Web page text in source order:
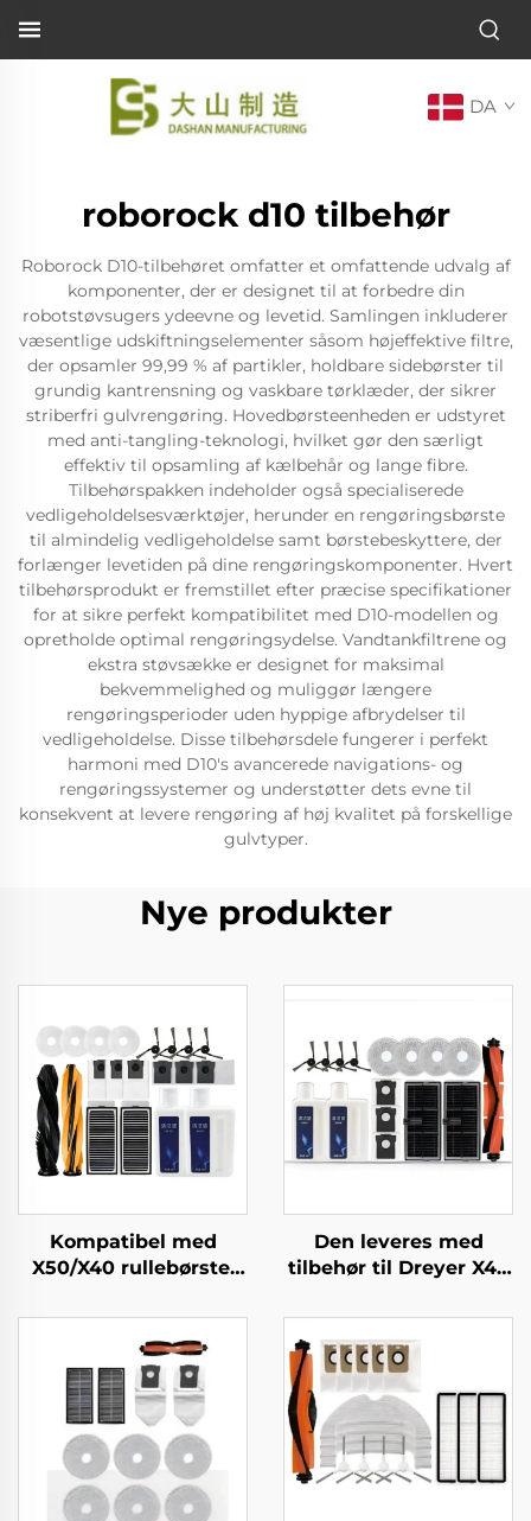
DA
roborock d10 tilbehør
Roborock D10-tilbehøret omfatter et omfattende udvalg af
komponenter, der er designet til at forbedre din
robotstøvsugers ydeevne og levetid. Samlingen inkluderer
væsentlige udskiftningselementer såsom højeffektive filtre,
der opsamler 99,99 % af partikler, holdbare sidebørster til
grundig kantrensning og vaskbare tørklæder, der sikrer
striberfri gulvrengøring. Hovedbørsteenheden er udstyret
med anti-tangling-teknologi, hvilket gør den særligt
effektiv til opsamling af kælbehår og lange fibre.
Tilbehørspakken indeholder også specialiserede
vedligeholdelsesværktøjer, herunder en rengøringsbørste
til almindelig vedligeholdelse samt børstebeskyttere, der
forlænger levetiden på dine rengøringskomponenter. Hvert
tilbehørsprodukt er fremstillet efter præcise specifikationer
for at sikre perfekt kompatibilitet med D10-modellen og
opretholde optimal rengøringsydelse. Vandtankfiltrene og
ekstra støvsække er designet for maksimal
bekvemmelighed og muliggør længere
rengøringsperioder uden hyppige afbrydelser til
vedligeholdelse. Disse tilbehørsdele fungerer i perfekt
harmoni med D10's avancerede navigations- og
rengøringssystemer og understøtter dets evne til
konsekvent at levere rengøring af høj kvalitet på forskellige
gulvtyper.
Nye produkter
Kompatibel med
X50/X40 rullebørste,
rengøringsvæske til
Zhui Mi X50
fejningsrobottilbehør
Den leveres med
tilbehør til Dreyer X40
S30 Pro Ultra-
filterklud, støvpose og
rengøringsvæske